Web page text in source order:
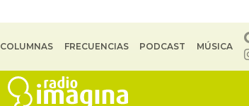
COLUMNAS FRECUENCIAS PODCAST MÚSICA